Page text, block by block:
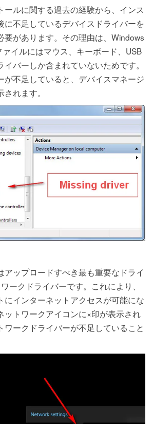
ールに関する過去の経験から、インス
に不足しているデバイスドライバーを
要があります。その理由は、Windows
イルにはマウス、キーボード、USB
バーしか含まれていないためです。
が不足していると、デバイスマネージ
れます。
アップロードすべき最も重要なドライ
ークドライバーです。これにより、
にインターネットアクセスが可能にな
ットワークアイコンに×印が表示され
ワークドライバーが不足していること